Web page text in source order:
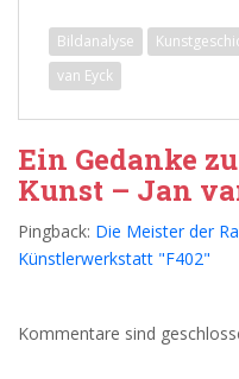
Bildanalyse
van Eyck
Ein Gedanke
Kunst – Jan
Pingback: Die Meister der
Künstlerwerkstatt "F402"
Kommentare sind